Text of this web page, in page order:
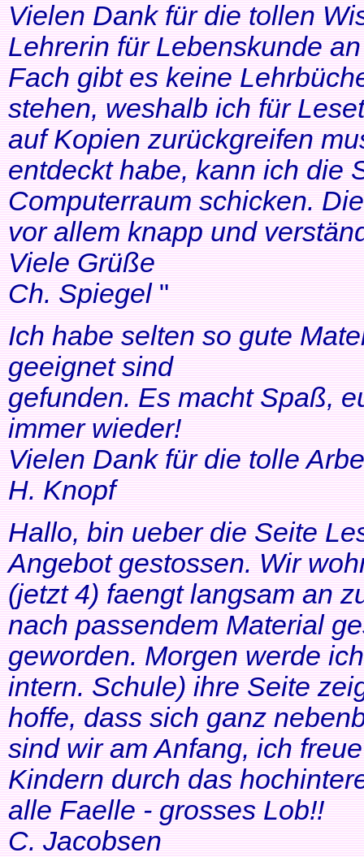
Vielen Dank für die tollen
Lehrerin für Lebenskunde
Fach gibt es keine
stehen, weshalb ich für
auf Kopien zurückgreifen
entdeckt habe, kann ich die
Computerraum schicken.
vor allem knapp und
Viele Grüße
Ch. Spiegel"
Ich habe selten so gute
geeignet sind
gefunden. Es macht Spaß,
immer wieder!
Vielen Dank für die tolle
H. Knopf
Hallo, bin ueber die Seite
Angebot gestossen. Wir
(jetzt 4) faengt langsam an
nach passendem Material
geworden. Morgen werde
intern. Schule) ihre Seite
hoffe, dass sich ganz
sind wir am Anfang, ich
Kindern durch das
alle Faelle - grosses Lob!!
C. Jacobsen